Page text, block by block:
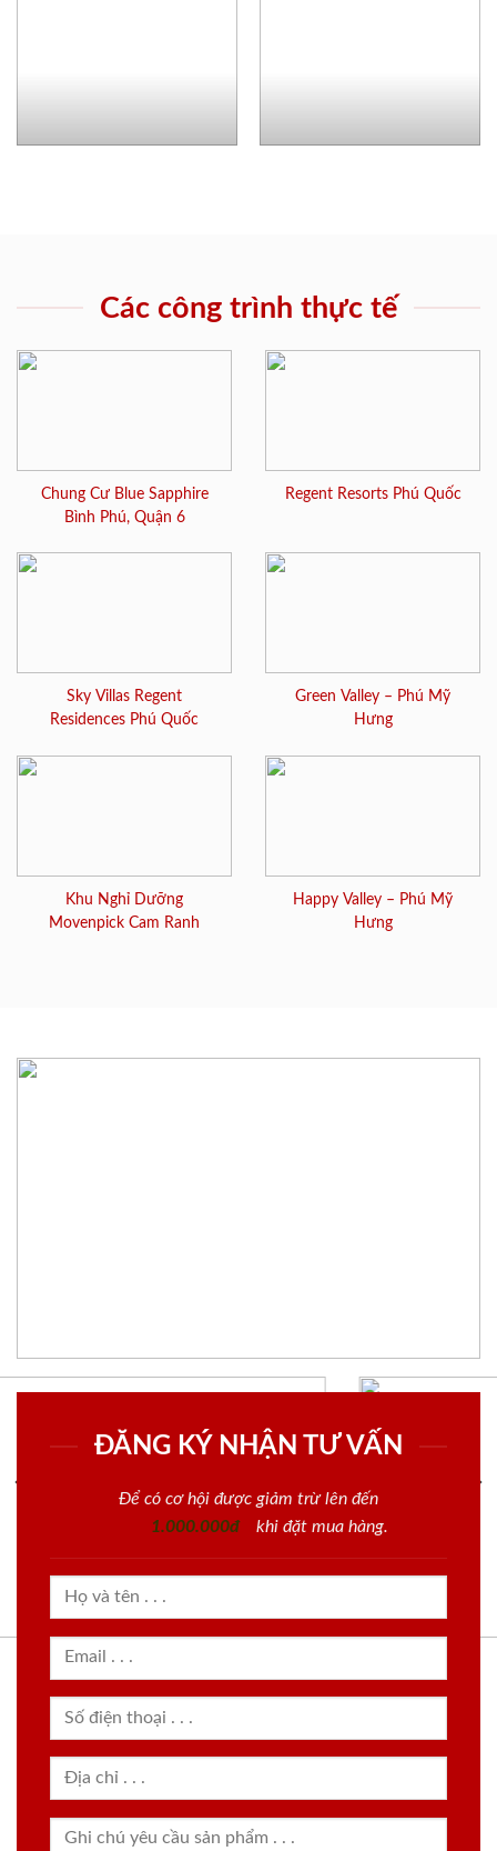
Các công trình thực tế
Chung Cư Blue Sapphire
Bình Phú, Quận 6
Regent Resorts Phú Quốc
Sky Villas Regent
Residences Phú Quốc
Green Valley – Phú Mỹ
Hưng
Khu Nghỉ Dưỡng
Movenpick Cam Ranh
Happy Valley – Phú Mỹ
Hưng
ĐĂNG KÝ NHẬN TƯ VẤN
Để có cơ hội được giảm trừ lên đến
1.000.000đ
khi đặt mua hàng.